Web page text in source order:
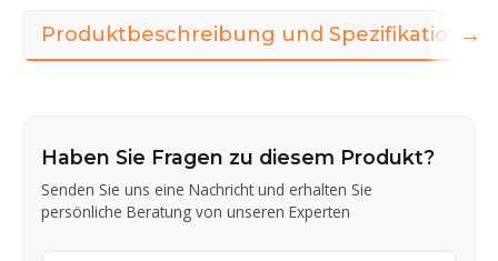
Produktbeschreibung und Spezifikationen
Haben Sie Fragen zu diesem Produkt?
Senden Sie uns eine Nachricht und erhalten Sie
persönliche Beratung von unseren Experten
→